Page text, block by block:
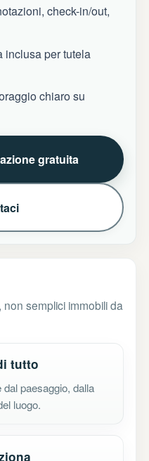
check-in/out,
inclusa per tutela
chiaro su
gratuita
semplici immobili da
tutto
paesaggio, dalla
luogo.